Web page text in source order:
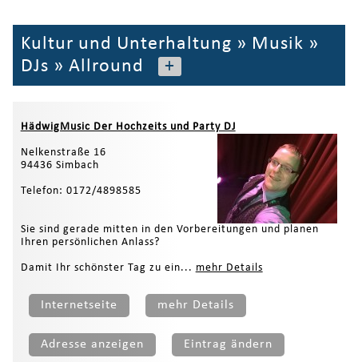
Kultur und Unterhaltung » Musik »
DJs » Allround +
HädwigMusic Der Hochzeits und Party DJ
Nelkenstraße 16
94436 Simbach
Telefon: 0172/4898585
Sie sind gerade mitten in den Vorbereitungen und planen
Ihren persönlichen Anlass?
Damit Ihr schönster Tag zu ein... mehr Details
Internetseite mehr Details
Adresse anzeigen Eintrag ändern